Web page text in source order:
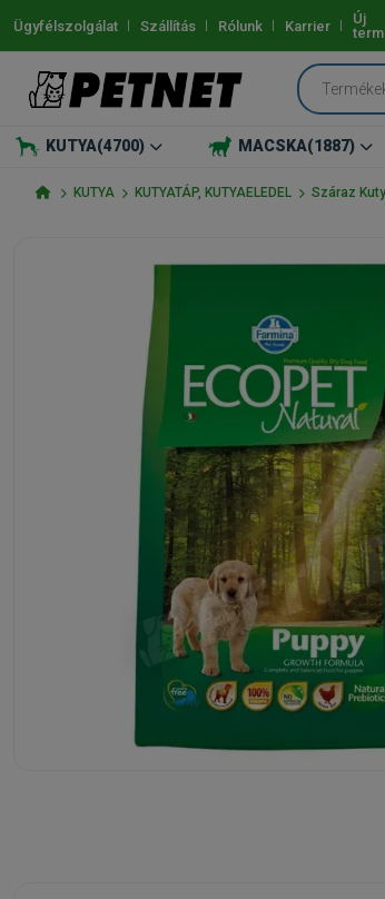
Ügyfélszolgálat Szállítás Rólunk Karrier
Új
KUTYA(4700) MACSKA(1887)
KUTYA KUTYATÁP, KUTYAELEDEL Száraz